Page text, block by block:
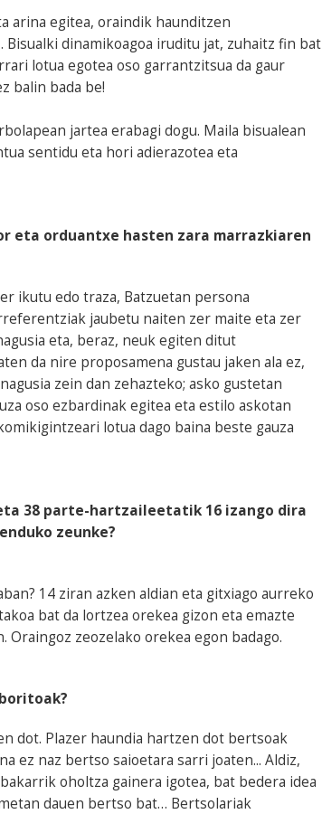
arina egitea, oraindik haunditzen
dinamikoagoa iruditu jat, zuhaitz fin bat
lotua egotea oso garrantzitsua da gaur
balin bada be!
jartea erabagi dogu. Maila bisualean
sentidu eta hori adierazotea eta
eta orduantxe hasten zara marrazkiaren
ikutu edo traza, Batzuetan persona
jaubetu naiten zer maite eta zer
eta, beraz, neuk egiten ditut
da nire proposamena gustau jaken ala ez,
zein dan zehazteko; asko gustetan
oso ezbardinak egitea eta estilo askotan
lotua dago baina beste gauza
38 parte-hartzaileetatik 16 izango dira
zeunke?
14 ziran azken aldian eta gitxiago aurreko
bat da lortzea orekea gizon eta emazte
zeozelako orekea egon badago.
dot. Plazer haundia hartzen dot bertsoak
ez naz bertso saioetara sarri joaten... Aldiz,
oholtza gainera igotea, bat bedera idea
dauen bertso bat… Bertsolariak